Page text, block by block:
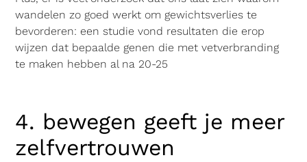
wandelen zo goed werkt om gewichtsverlies te
bevorderen: een studie vond resultaten die erop
wijzen dat bepaalde genen die met vetverbranding
te maken hebben al na 20-25
4. bewegen geeft je meer
zelfvertrouwen